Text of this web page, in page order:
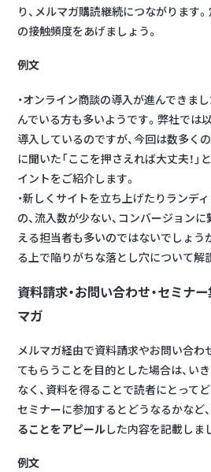
り、メルマガ購読継続につながります
の接触頻度をあげましょう。
例文
・オンライン商談の導入が進んできま
んでいる方も多いようです。弊社では
導入しているのですが、今回は数多く
に聞いた「ここを押さえれば大丈夫！
イントをご紹介します。
・新しくサイトを立ち上げたりランデ
の、流入数が少ない、コンバージョン
える担当者も多いのではないでしょう
る上で陥りがちな落とし穴について解
資料請求・お問い合わせ・セミナ
マガ
メルマガ経由で資料請求やお問い合わ
てもらうことを目的とした場合は、い
なく、資料を得ることで読者にとって
セミナーに参加するとどうなるかなど、
ることをアピールした内容を記載しま
例文